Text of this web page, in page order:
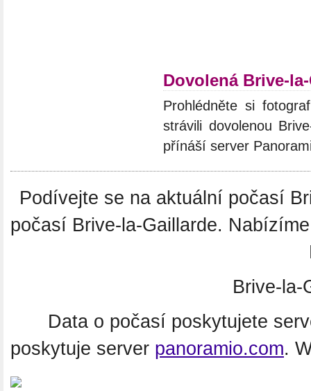
Dovolená Brive-
Prohlédněte si
strávili dovolenou
přínáší server
Podívejte se na aktuální počasí
počasí Brive-la-Gaillarde.
Brive-la-
Data o počasí poskytujete
poskytuje server panoramio.com.